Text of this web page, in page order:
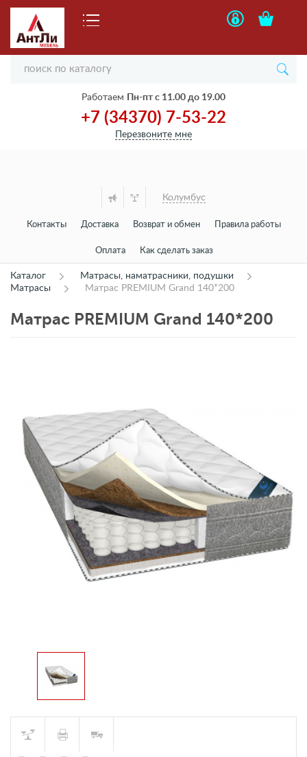
Работаем Пн-пт с 11.00 до 19.00
+7 (34370) 7-53-22
Перезвоните мне
Колумбус
Контакты Доставка Возврат и обмен Правила работы
Оплата Как сделать заказ
Каталог
Матрасы, наматрасники, подушки
Матрасы
Матрас PREMIUM Grand 140*200
Матрас PREMIUM Grand 140*200